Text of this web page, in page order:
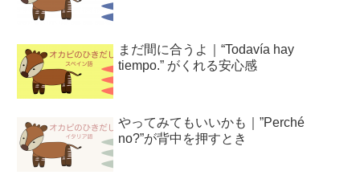
まだ間に合うよ｜“Todavía hay
tiempo.” がくれる安心感
やってみてもいいかも｜”Perché
no?”が背中を押すとき